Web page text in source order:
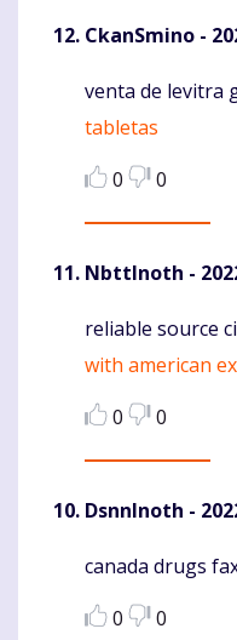
CkanSmino -
Komentaras
venta de levitra
tabletas
0
0
NbttInoth -
Komentaras
reliable source
with american
0
0
DsnnInoth -
Komentaras
canada drugs
0
0